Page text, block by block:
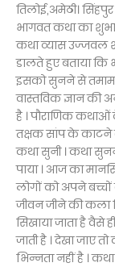
तिलोई,अमेठी।
भागवत कथा का
कथा व्यास उज्जवल
डालते हुए बताया कि
इसको सुनने से तमाम
वास्तविक ज्ञान की
है । पौराणिक कथाओं
तक्षक सांप के काटने
कथा सुनी । कथा
पाया । आज का
लोगों को अपने
जीवन जीने की कला
सिखाया जाता है वैसे
जाती है । देखा जाए
भिन्नता नहीं है ।